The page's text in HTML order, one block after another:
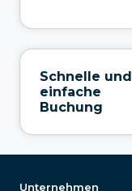
Schnelle und
einfache
Buchung
Unternehmen